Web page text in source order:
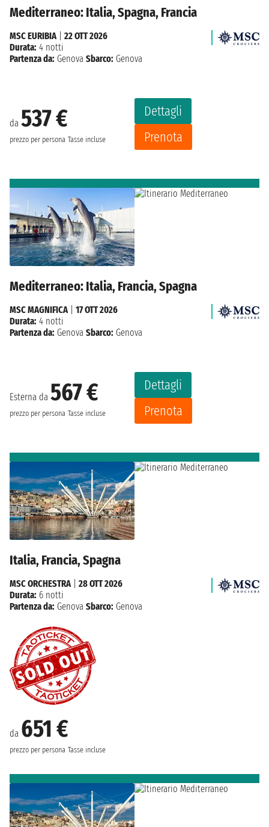
Mediterraneo: Italia, Spagna, Francia
da 537 €
prezzo per persona Tasse incluse
Dettagli
Prenota
MSC EURIBIA| 22 OTT 2026
Durata: 4 notti
Partenza da: Genova Sbarco: Genova
Mediterraneo: Italia, Francia, Spagna
Esterna da 567 €
prezzo per persona Tasse incluse
Dettagli
Prenota
MSC MAGNIFICA| 17 OTT 2026
Durata: 4 notti
Partenza da: Genova Sbarco: Genova
Italia, Francia, Spagna
da 651 €
prezzo per persona Tasse incluse
MSC ORCHESTRA
28 OTT 2026
Durata: 6 notti
Partenza da: Genova Sbarco: Genova